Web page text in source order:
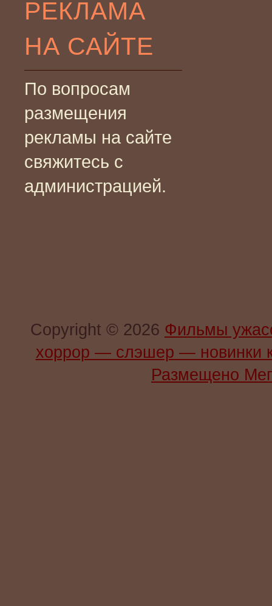
РЕКЛАМА
НА САЙТЕ
По вопросам
размещения
рекламы на сайте
свяжитесь с
администрацией.
Copyright © 2026 Фильмы
хоррор — слэшер —
Размещено